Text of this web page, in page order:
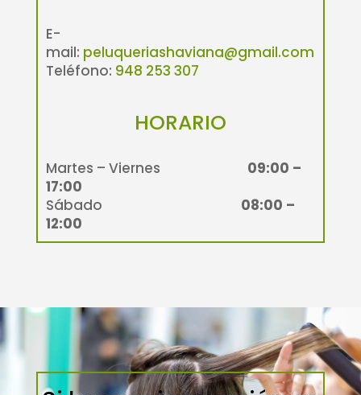
E-
mail: peluqueriashaviana@gmail.com
Teléfono: 948 253 307
HORARIO
Martes – Viernes 09:00 –
17:00
Sábado 08:00 –
12:00